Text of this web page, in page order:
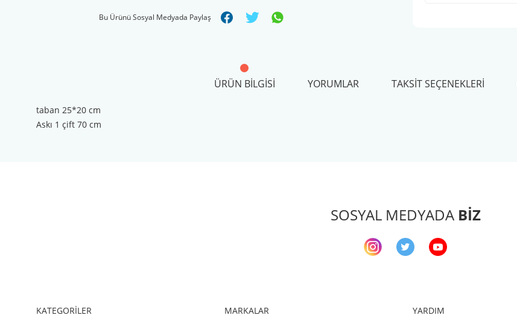
Bu Ürünü Sosyal Medyada Paylaş
ÜRÜN BILGISI YORUMLAR TAKSIT SEÇENEKLERI
taban 25*20 cm
Askı 1 çift 70 cm
SOSYAL MEDYADA BİZ
KATEGORİLER MARKALAR YARDIM